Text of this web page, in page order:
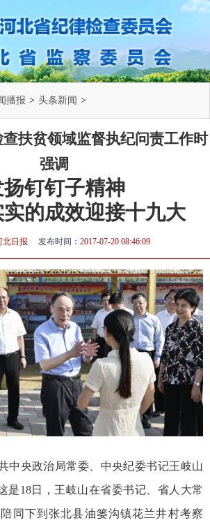
播报 > 头条新闻 >
扶贫领域监督执纪问责工作时
强调
钉钉子精神
的成效迎接十九大
北日报 发布时间： 2017-07-20 08:46:09
中央政治局常委、中央纪委书记王岐山
是18日，王岐山在省委书记、省人大常
同下到张北县油篓沟镇花兰井村考察